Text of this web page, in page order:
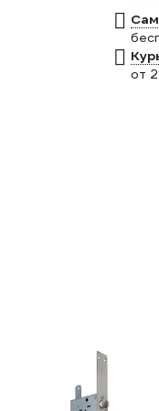
от